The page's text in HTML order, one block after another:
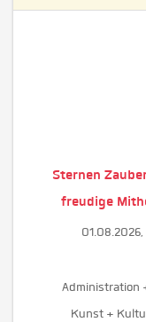
Sternen
freudige
01.08.2026,
Administration
Kunst +